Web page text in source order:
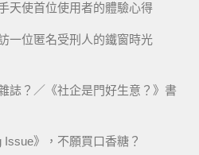
天使首位使用者的體驗心得
一位匿名受刑人的鐵窗時光
誌？／《社企是門好生意？》書
》，不願買口香糖？